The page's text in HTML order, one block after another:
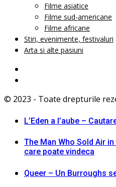
Filme asiatice
Filme sud-americane
Filme africane
Stiri, evenimente, festivaluri
Arta si alte pasiuni
© 2023 - Toate drepturile
L’Eden a I’aube –
The Man Who Sold Air
care poate vindeca
Queer – Un Burroughs